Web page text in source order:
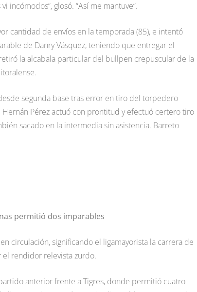
incómodos”, glosó. “Así me mantuve”.
cantidad de envíos en la temporada (85), e intentó
de Danry Vásquez, teniendo que entregar el
la alcabala particular del bullpen crepuscular de la
segunda base tras error en tiro del torpedero
Pérez actuó con prontitud y efectuó certero tiro
sacado en la intermedia sin asistencia. Barreto
permitió dos imparables
circulación, significando el ligamayorista la carrera de
rendidor relevista zurdo.
anterior frente a Tigres, donde permitió cuatro